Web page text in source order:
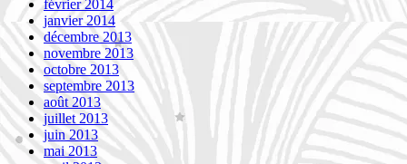
février 2014
janvier 2014
décembre 2013
novembre 2013
octobre 2013
septembre 2013
août 2013
juillet 2013
juin 2013
mai 2013